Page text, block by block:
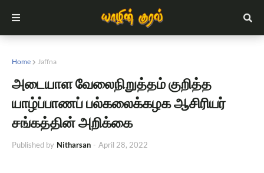
Home Jaffna
அடையாள‌ வேலைநிறுத்தம் குறித்த
யாழ்ப்பாணப் பல்கலைக்கழக ஆசிரியர்
சங்கத்தின் அறிக்கை
Published by Nitharsan - April 28, 2022